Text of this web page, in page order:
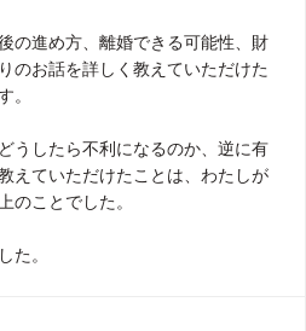
の進め方、離婚できる可能性、財
のお話を詳しく教えていただけた
うしたら不利になるのか、逆に有
えていただけたことは、わたしが
のことでした。
。